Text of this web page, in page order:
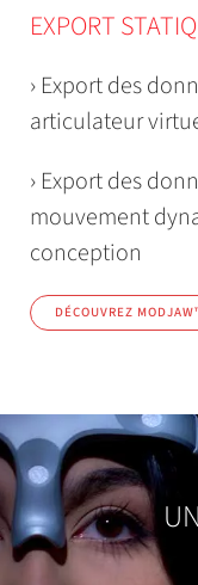
EXPORT
› Export des
articulateur
› Export des
mouvement
conception
DÉCOUVREZ